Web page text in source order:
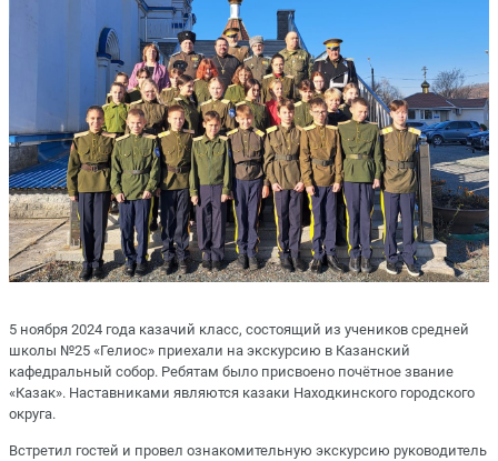
5 ноября 2024 года казачий класс, состоящий из учеников средней
школы №25 «Гелиос» приехали на экскурсию в Казанский
кафедральный собор. Ребятам было присвоено почётное звание
«Казак». Наставниками являются казаки Находкинского городского
округа.
Встретил гостей и провел ознакомительную экскурсию руководитель